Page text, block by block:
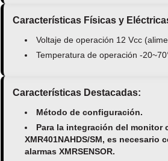
Características Físicas y
Voltaje de operación 12 Vcc
Temperatura de operación -
Características Destacadas:
Método de configuración.
Para la integración del monitor
XMR401NAHDS/SM, es
alarmas XMRSENSOR.